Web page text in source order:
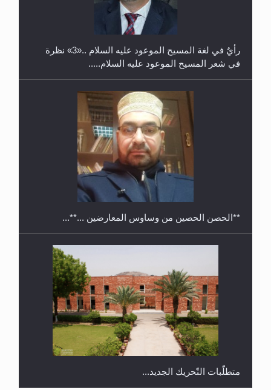
معرض القرآن الكريم لمدة ثلاثين يوما في مكتبة مدينة
ريهيماكي في فنلند
رأيٌ في لغة المسيح الموعود عليه السلام ..«3» نظرة
في شعر المسيح الموعود عليه السلام.....
**الحصن الحصين من وساوس المعارضين ...**...
متطلَّبات التّحريك الجديد...